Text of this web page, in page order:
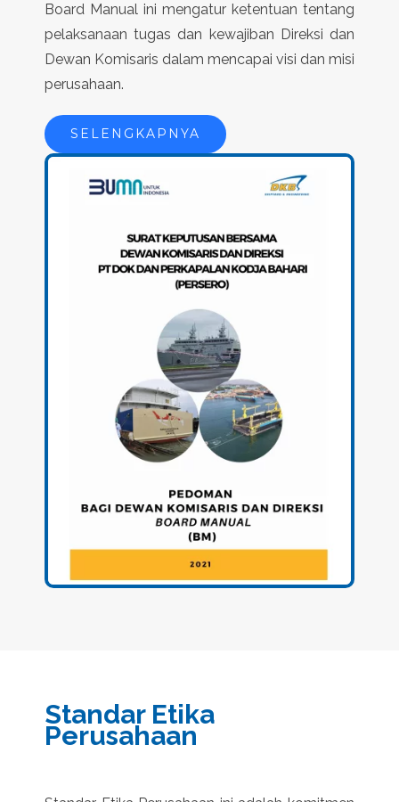
Board Manual ini mengatur ketentuan tentang
pelaksanaan tugas dan kewajiban Direksi dan
Dewan Komisaris dalam mencapai visi dan misi
perusahaan.
SELENGKAPNYA
Standar Etika
Perusahaan